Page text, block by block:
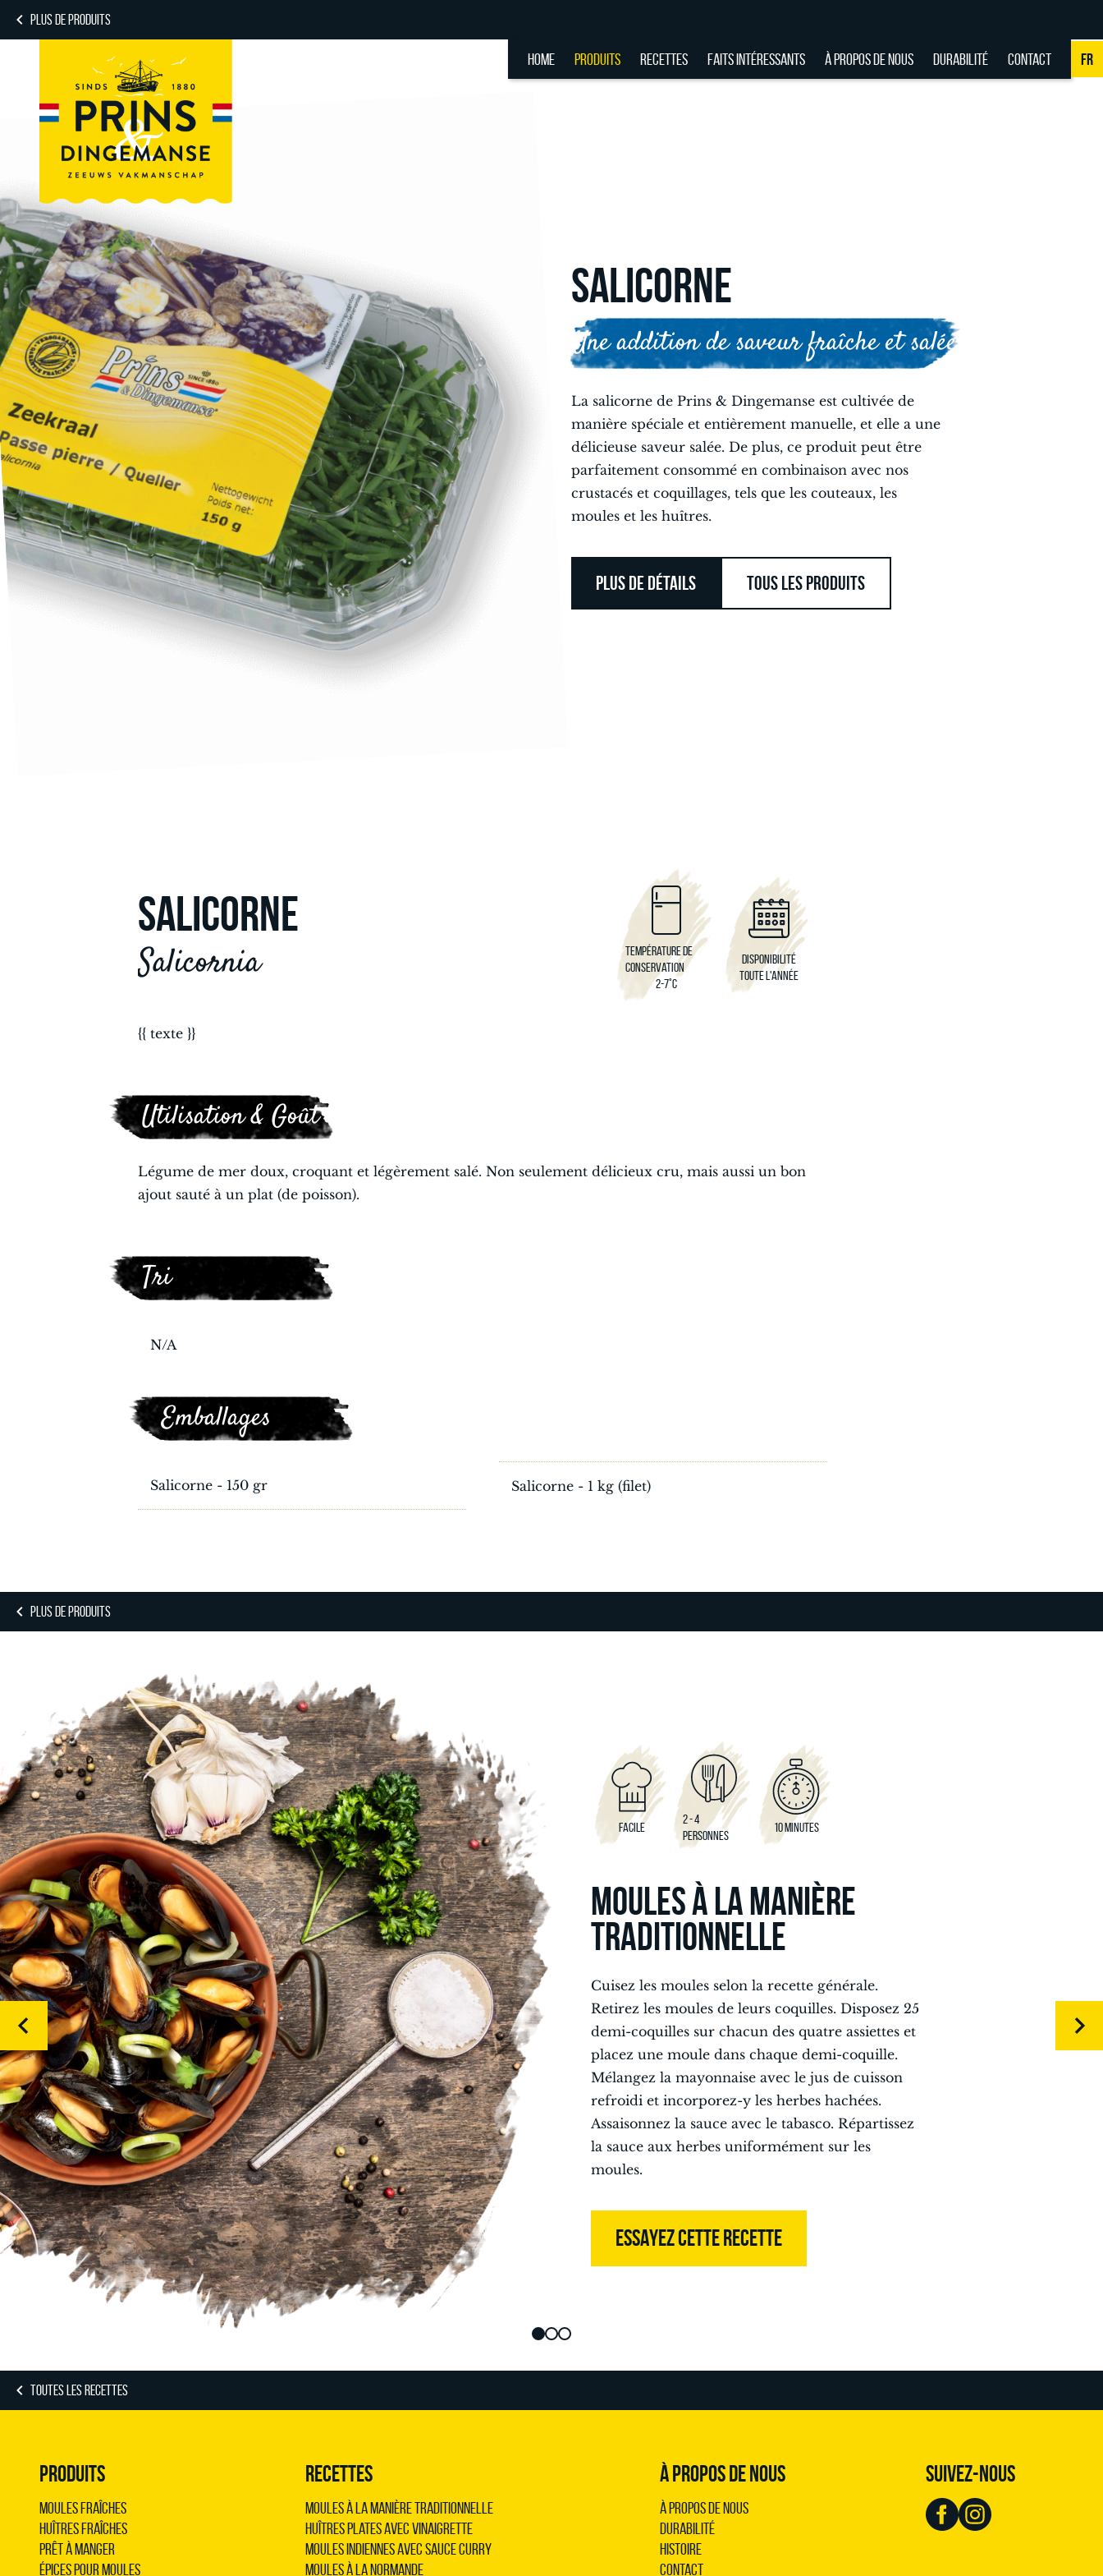
PLUS DE PRODUITS
HOME PRODUITS RECETTES FAITS INTÉRESSANTS À PROPOS DE NOUS DURABILITÉ CONTACT FR
SALICORNE
Une addition de saveur fraîche et salée
La salicorne de Prins & Dingemanse est cultivée de
manière spéciale et entièrement manuelle, et elle a une
délicieuse saveur salée. De plus, ce produit peut être
parfaitement consommé en combinaison avec nos
crustacés et coquillages, tels que les couteaux, les
moules et les huîtres.
PLUS DE DÉTAILS TOUS LES PRODUITS
SALICORNE
Salicornia
Température de
conservation
2-7°C
Disponibilité
Toute l'année
{{ texte }}
Utilisation & Goût
Légume de mer doux, croquant et légèrement salé. Non seulement délicieux cru, mais aussi un bon
ajout sauté à un plat (de poisson).
Tri
N/A
Emballages
Salicorne - 150 gr Salicorne - 1 kg (filet)
PLUS DE PRODUITS
FACILE
2 - 4
PERSONNES
10 MINUTES
MOULES À LA MANIÈRE
TRADITIONNELLE
Cuisez les moules selon la recette générale.
Retirez les moules de leurs coquilles. Disposez 25
demi-coquilles sur chacun des quatre assiettes et
placez une moule dans chaque demi-coquille.
Mélangez la mayonnaise avec le jus de cuisson
refroidi et incorporez-y les herbes hachées.
Assaisonnez la sauce avec le tabasco. Répartissez
la sauce aux herbes uniformément sur les
moules.
ESSAYEZ CETTE RECETTE
TOUTES LES RECETTES
PRODUITS
Moules Fraîches
Huîtres Fraîches
Prêt à Manger
Épices pour Moules
RECETTES
Moules à la manière traditionnelle
Huîtres plates avec vinaigrette
Moules indiennes avec sauce curry
Moules à la normande
À PROPOS DE NOUS
À propos de nous
Durabilité
Histoire
Contact
SUIVEZ-NOUS